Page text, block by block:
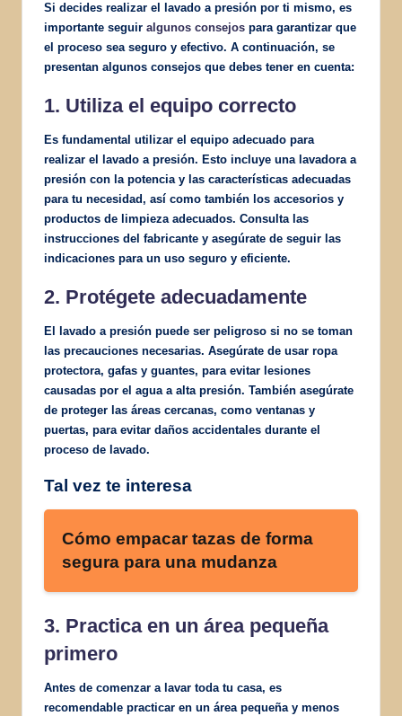
Si decides realizar el lavado a presión por ti mismo, es
importante seguir algunos consejos para garantizar que
el proceso sea seguro y efectivo. A continuación, se
presentan algunos consejos que debes tener en cuenta:
1. Utiliza el equipo correcto
Es fundamental utilizar el equipo adecuado para
realizar el lavado a presión. Esto incluye una lavadora a
presión con la potencia y las características adecuadas
para tu necesidad, así como también los accesorios y
productos de limpieza adecuados. Consulta las
instrucciones del fabricante y asegúrate de seguir las
indicaciones para un uso seguro y eficiente.
2. Protégete adecuadamente
El lavado a presión puede ser peligroso si no se toman
las precauciones necesarias. Asegúrate de usar ropa
protectora, gafas y guantes, para evitar lesiones
causadas por el agua a alta presión. También asegúrate
de proteger las áreas cercanas, como ventanas y
puertas, para evitar daños accidentales durante el
proceso de lavado.
Tal vez te interesa
Cómo empacar tazas de forma
segura para una mudanza
3. Practica en un área pequeña
primero
Antes de comenzar a lavar toda tu casa, es
recomendable practicar en un área pequeña y menos